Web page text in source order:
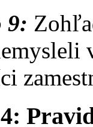
9: